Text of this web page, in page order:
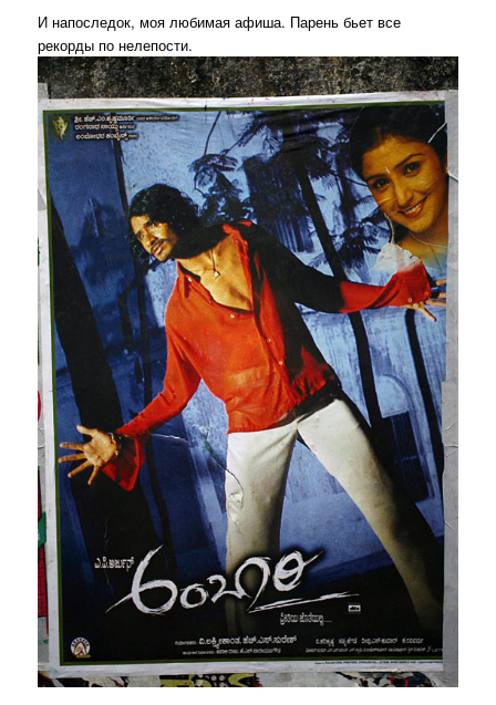
И напоследок, моя любимая афиша. Парень бьет все
рекорды по нелепости.